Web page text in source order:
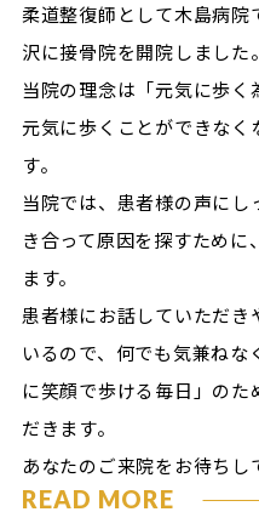
柔道整復師として木島病
沢に接骨院を開院しました。
当院の理念は「元気に歩く
元気に歩くことができな
す。
当院では、患者様の声に
き合って原因を探すために
ます。
患者様にお話していただ
いるので、何でも気兼ね
に笑顔で歩ける毎日」の
だきます。
あなたのご来院をお待ちし
READ MORE